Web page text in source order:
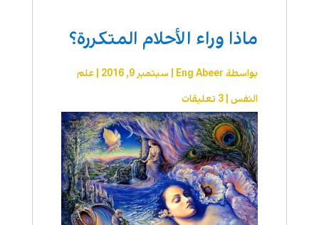
ماذا وراء الأحلام المتكررة؟
بواسطة Eng Abeer سبتمبر 9, 2016
علم
النفس| 3 تعليقات